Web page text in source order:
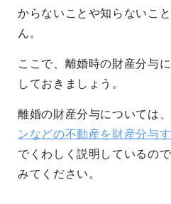
からないことや知らないこ
ん。
ここで、離婚時の財産分与
しておきましょう。
離婚の財産分与については、
ンなどの不動産を財産分与
でくわしく説明しているの
みてください。